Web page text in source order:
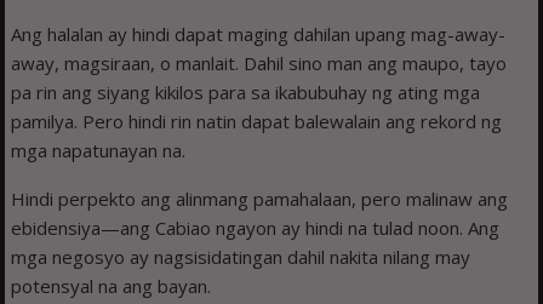
Ang halalan ay hindi dapat maging dahilan upang mag-away-
away, magsiraan, o manlait. Dahil sino man ang maupo, tayo
pa rin ang siyang kikilos para sa ikabubuhay ng ating mga
pamilya. Pero hindi rin natin dapat balewalain ang rekord ng
mga napatunayan na.
Hindi perpekto ang alinmang pamahalaan, pero malinaw ang
ebidensiya—ang Cabiao ngayon ay hindi na tulad noon. Ang
mga negosyo ay nagsisidatingan dahil nakita nilang may
potensyal na ang bayan.